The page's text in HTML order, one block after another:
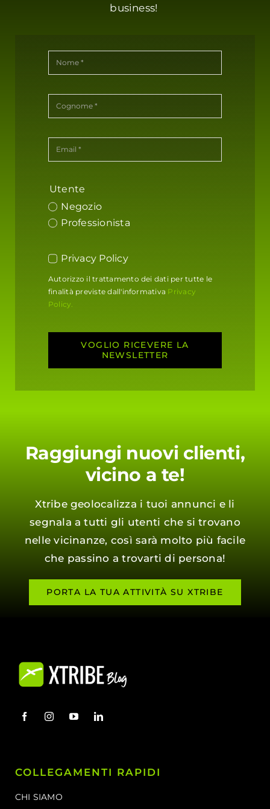
business!
Utente
Negozio
Professionista
Privacy Policy
Autorizzo il trattamento dei dati per tutte le
finalità previste dall'informativa Privacy
Policy.
VOGLIO RICEVERE LA
NEWSLETTER
Raggiungi nuovi clienti,
vicino a te!
Xtribe geolocalizza i tuoi annunci e li
segnala a tutti gli utenti che si trovano
nelle vicinanze, così sarà molto più facile
che passino a trovarti di persona!
PORTA LA TUA ATTIVITÀ SU XTRIBE
COLLEGAMENTI RAPIDI
CHI SIAMO